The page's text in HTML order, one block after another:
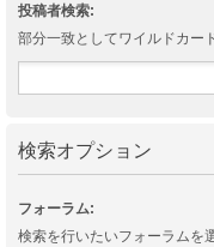
投稿者検索:
部分一致としてワイルドカー
検索オプション
フォーラム:
検索を行いたいフォーラムを